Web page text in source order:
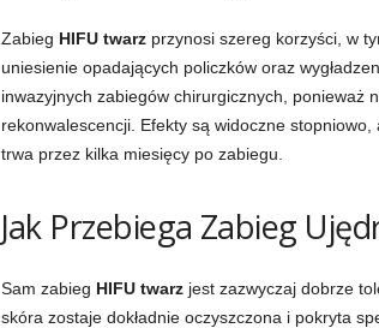
Zabieg HIFU twarzprzynosi szereg korzyści, w
uniesienie opadających policzków oraz
inwazyjnych zabiegów chirurgicznych, ponieważ
rekonwalescencji. Efekty są widoczne stopniowo,
trwa przez kilka miesięcy po zabiegu.
Jak Przebiega Zabieg
Sam zabieg HIFU twarzjest zazwyczaj dobrze
skóra zostaje dokładnie oczyszczona i pokryta